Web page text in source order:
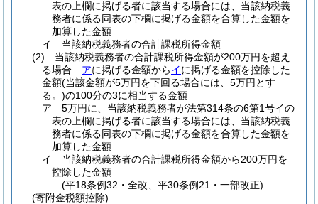
表の上欄に掲げる者に該当する場合には、当該納税義
務者に係る同表の下欄に掲げる金額を合算した金額を
加算した金額
イ
当該納税義務者の合計課税所得金額
(2)
当該納税義務者の合計課税所得金額が200万円を超え
る場合 アに掲げる金額からイに掲げる金額を控除した
金額(当該金額が5万円を下回る場合には、5万円とす
る。)の100分の3に相当する金額
ア
5万円に、当該納税義務者が法第314条の6第1号イの
表の上欄に掲げる者に該当する場合には、当該納税義
務者に係る同表の下欄に掲げる金額を合算した金額を
加算した金額
イ
当該納税義務者の合計課税所得金額から200万円を
控除した金額
(平18条例32・全改、平30条例21・一部改正)
(寄附金税額控除)